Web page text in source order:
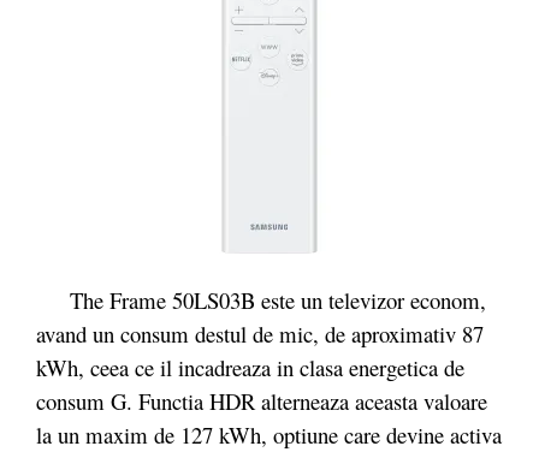
The Frame 50LS03B este un televizor econom,
avand un consum destul de mic, de aproximativ 87
kWh, ceea ce il incadreaza in clasa energetica de
consum G. Functia HDR alterneaza aceasta valoare
la un maxim de 127 kWh, optiune care devine activa